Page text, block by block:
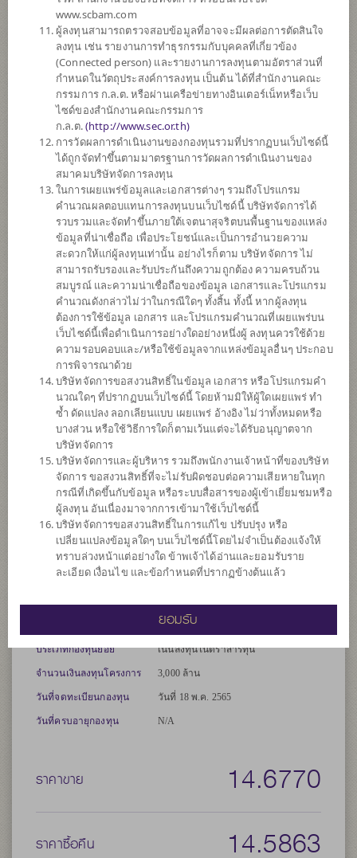
*ตามสกุลเงินของกองทุน
ข้อมูลสรุป
ผลการดำเนินงาน
ข้อมูลการสั่งซื้อขาย
ดาวน์โหลดเอกสาร
ปฏิทินวันหยุด
นโยบาย
ลงทุนง่ายๆ ผ่าน SCB EASY คลิก
เน้นลงทุนในหน่วยลงทุนของกองทุนรวมต่างประเทศเพียงกองทุน
เดียว (Feeder Fund) ได้แก่ iShares Core MSCI Asia ex Japan
ETF (กองทุนหลัก) สกุลเงิน HKD กองทุนหลักมีวัตถุประสงค์สร้าง
ผลตอบแทนก่อนหักค่าธรรมเนียมและค่าใช้จ่ายให้สอดคล้องกับ
ผลการดำเนินงานของดัชนี MSCI All Country Asia ex Japan ซึ่ง
เป็นดัชนีที่ใช้วัดผลดำเนินงานของตราสารทุนที่มีขนาดใหญ่และ
ขนาดกลางในทวีปเอเชียทั้งหมด 10 ประเทศ
กองทุนอาจลงทุนในหน่วยลงทุนของกองทุนรวม หรือกองทุนรวม
อสังหาริมทรัพย์ (กอง1) หรือทรัสต์เพื่อการลงทุนใน
อสังหาริมทรัพย์ (REITs) หรือกองทุนรวมโครงสร้างพื้นฐาน
(infra) ซึ่งอยู่ภายใต้การจัดการของบริษัทจัดการในสัดส่วนไม่
เกิน 20% ของ NAV
กองทุนอาจลงทุนในสัญญาซื้อขายล่วงหน้า (Derivatives) เพื่อ
เพิ่มประสิทธิภาพการบริหารการลงทุน (Efficient portfolio
management) และ/หรือการบริหารความเสี่ยง โดยป้องกัน
ความเสี่ยงจากอัตราแลกเปลี่ยนของหลักทรัพย์หรือทรัพย์สินใน
สกุลเงินต่างประเทศที่กองทุนถืออยู่เทียบกับสกุลเงินบาท ณ ขณะ
ใดขณะหนึ่ง ระหว่างร้อยละ 95 ถึงร้อยละ 105 ของมูลค่าความ
กองทุนที่ลงทุนในต่างประเทศ
ประเภทกองทุนย่อย เน้นลงทุนในตราสารทุน
จำนวนเงินลงทุนโครงการ 3,000 ล้าน
วันที่จดทะเบียนกองทุน วันที่ 18 พ.ค. 2565
วันที่ครบอายุกองทุน N/A
ราคาขาย 14.6770
ราคาซื้อคืน 14.5863
www.scbam.com
ผู้ลงทุนสามารถตรวจสอบข้อมูลที่อาจจะมีผลต่อการตัดสินใจ
ลงทุน เช่น รายงานการทำธุรกรรมกับบุคคลที่เกี่ยวข้อง
(Connected person) และรายงานการลงทุนตามอัตราส่วนที่
กำหนดในวัตถุประสงค์การลงทุน เป็นต้น ได้ที่สำนักงานคณะ
กรรมการ ก.ล.ต. หรือผ่านเครือข่ายทางอินเตอร์เน็ทหรือเว็บ
ไซด์ของสำนักงานคณะกรรมการ
ก.ล.ต.(http://www.sec.or.th)
การวัดผลการดำเนินงานของกองทุนรวมที่ปรากฏบนเว็บไซด์นี้
ได้ถูกจัดทำขึ้นตามมาตรฐานการวัดผลการดำเนินงานของ
สมาคมบริษัทจัดการลงทุน
ในการเผยแพร่ข้อมูลและเอกสารต่างๆ รวมถึงโปรแกรม
คำนวณผลตอบแทนการลงทุนบนเว็บไซด์นี้ บริษัทจัดการได้
รวบรวมและจัดทำขึ้นภายใต้เจตนาสุจริตบนพื้นฐานของแหล่ง
ข้อมูลที่น่าเชื่อถือ เพื่อประโยชน์และเป็นการอำนวยความ
สะดวกให้แก่ผู้ลงทุนเท่านั้น อย่างไรก็ตาม บริษัทจัดการ ไม่
สามารถรับรองและรับประกันถึงความถูกต้อง ความครบถ้วน
สมบูรณ์ และความน่าเชื่อถือของข้อมูล เอกสารและโปรแกรม
คำนวณดังกล่าวไม่ว่าในกรณีใดๆ ทั้งสิ้น ทั้งนี้ หากผู้ลงทุน
ต้องการใช้ข้อมูล เอกสาร และโปรแกรมคำนวณที่เผยแพร่บน
เว็บไซด์นี้เพื่อดำเนินการอย่างใดอย่างหนึ่งผู้ ลงทุนควรใช้ด้วย
ความรอบคอบและ/หรือใช้ข้อมูลจากแหล่งข้อมูลอื่นๆ ประกอบ
การพิจารณาด้วย
บริษัทจัดการขอสงวนสิทธิ์ในข้อมูล เอกสาร หรือโปรแกรมคำ
นวณใดๆ ที่ปรากฏบนเว็บไซด์นี้ โดยห้ามมิให้ผู้ใดเผยแพร่ ทำ
ซ้ำ ดัดแปลง ลอกเลียนแบบ เผยแพร่ อ้างอิง ไม่ว่าทั้งหมดหรือ
บางส่วน หรือใช้วิธีการใดก็ตามเว้นแต่จะได้รับอนุญาตจาก
บริษัทจัดการ
บริษัทจัดการและผู้บริหาร รวมถึงพนักงานเจ้าหน้าที่ของบริษัท
จัดการ ขอสงวนสิทธิ์ที่จะไม่รับผิดชอบต่อความเสียหายในทุก
กรณีที่เกิดขึ้นกับข้อมูล หรือระบบสื่อสารของผู้เข้าเยี่ยมชมหรือ
ผู้ลงทุน อันเนื่องมาจากการเข้ามาใช้เว็บไซด์นี้
บริษัทจัดการขอสงวนสิทธิ์ในการแก้ไข ปรับปรุง หรือ
เปลี่ยนแปลงข้อมูลใดๆ บนเว็บไซด์นี้โดยไม่จำเป็นต้องแจ้งให้
ทราบล่วงหน้าแต่อย่างใด ข้าพเจ้าได้อ่านและยอมรับราย
ละเอียด เงื่อนไข และข้อกำหนดที่ปรากฏข้างต้นแล้ว
ยอมรับ